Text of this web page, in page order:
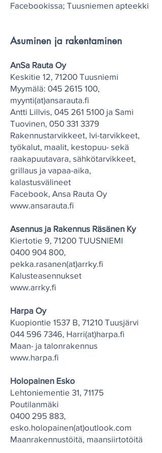
Facebookissa; Tuusniemen apteekki
Asuminen ja rakentaminen
AnSa Rauta Oy
Keskitie 12, 71200 Tuusniemi
Myymälä: 045 2615 100,
myynti(at)ansarauta.fi
Antti Lillvis, 045 261 5100 ja Sami
Tuovinen, 050 331 3379
Rakennustarvikkeet, lvi-tarvikkeet,
työkalut, maalit, kestopuu- sekä
raakapuutavara, sähkötarvikkeet,
grillaus ja vapaa-aika,
kalastusvälineet
Facebook, Ansa Rauta Oy
www.ansarauta.fi
Asennus ja Rakennus Räsänen Ky
Kiertotie 9, 71200 TUUSNIEMI
0400 904 800,
pekka.rasanen(at)arrky.fi
Kalusteasennukset
www.arrky.fi
Harpa Oy
Kuopiontie 1537 B, 71210 Tuusjärvi
044 596 7346, Harri(at)harpa.fi
Maan- ja talonrakennus
www.harpa.fi
Holopainen Esko
Lehtoniementie 31, 71175
Poutilanmäki
0400 295 883,
esko.holopainen(at)outlook.com
Maanrakennustöitä, maansiirtotöitä